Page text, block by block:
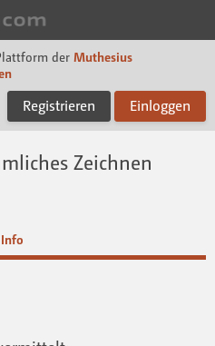
der Muthesius
Registrieren Einloggen
Zeichnen
Info